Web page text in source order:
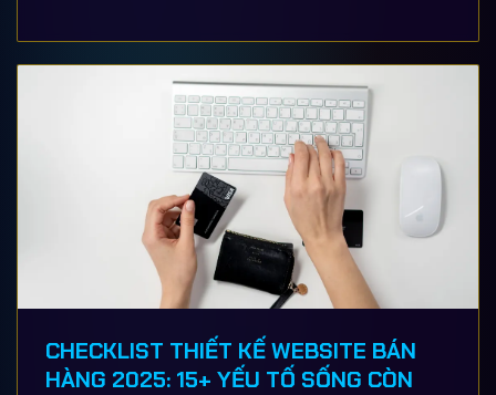
CHECKLIST THIẾT KẾ WEBSITE BÁN
HÀNG 2025: 15+ YẾU TỐ SỐNG CÒN